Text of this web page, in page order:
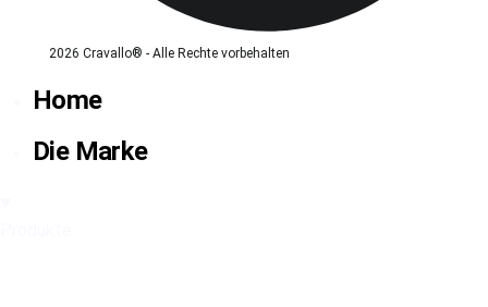
2026 Cravallo® - Alle Rechte vorbehalten
Home
Die Marke